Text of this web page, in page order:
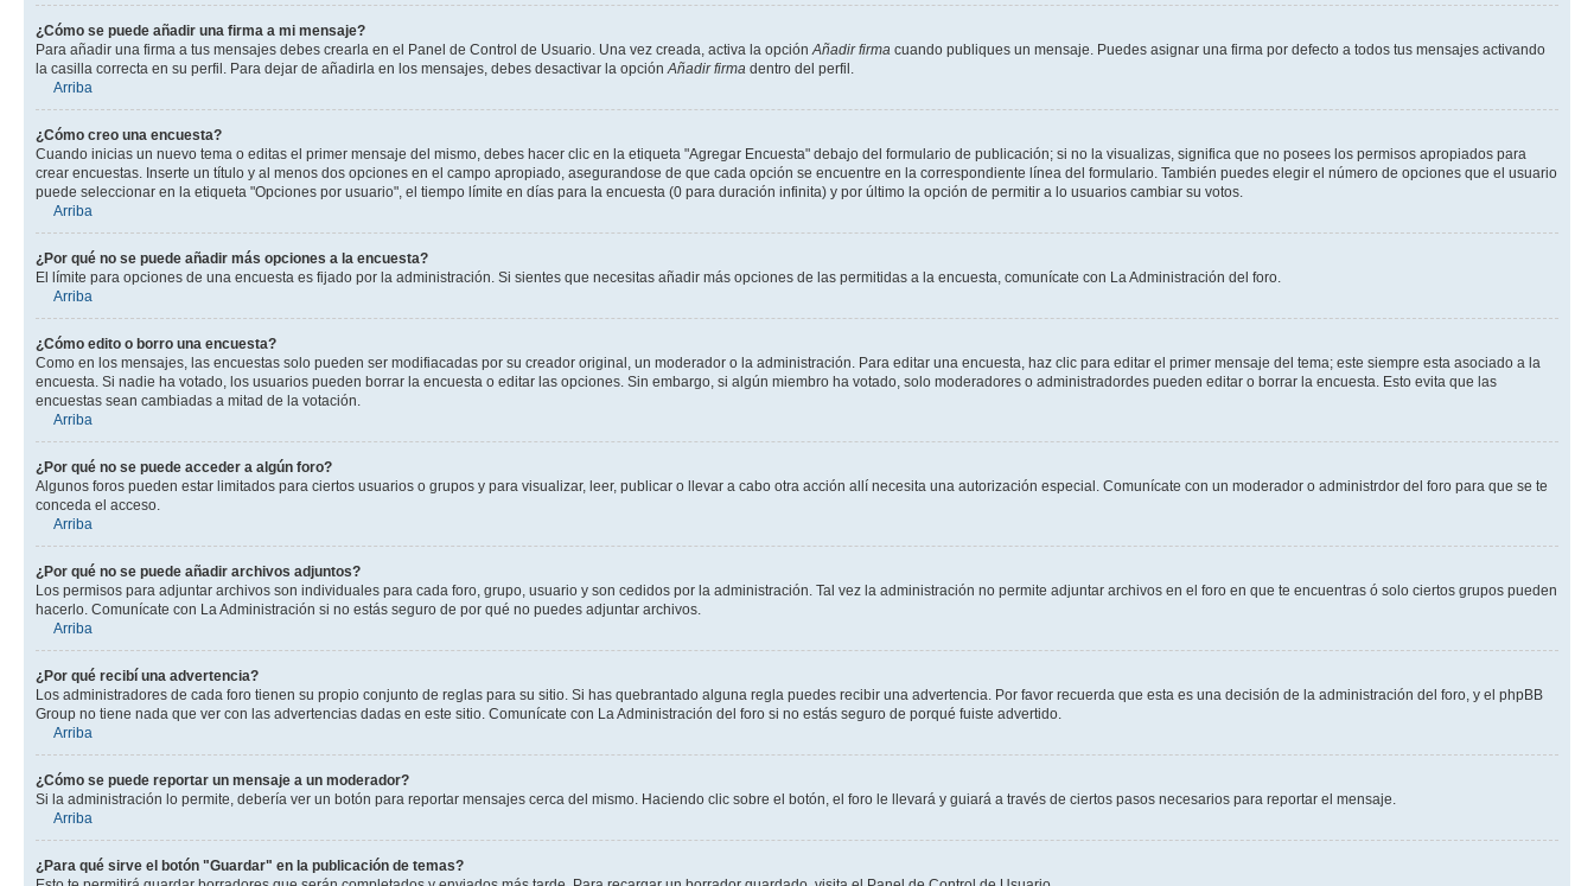
¿Cómo se puede añadir una firma a mi mensaje?
Para añadir una firma a tus mensajes debes crearla en el Panel de Control de Usuario. Una vez creada, activa la opción Añadir firma cuando publiques un mensaje. Puedes asignar una firma por defecto a todos tus mensajes activando
la casilla correcta en su perfil. Para dejar de añadirla en los mensajes, debes desactivar la opción Añadir firma dentro del perfil.
Arriba
¿Cómo creo una encuesta?
Cuando inicias un nuevo tema o editas el primer mensaje del mismo, debes hacer clic en la etiqueta "Agregar Encuesta" debajo del formulario de publicación; si no la visualizas, significa que no posees los permisos apropiados para
crear encuestas. Inserte un título y al menos dos opciones en el campo apropiado, asegurandose de que cada opción se encuentre en la correspondiente línea del formulario. También puedes elegir el número de opciones que el usuario
puede seleccionar en la etiqueta "Opciones por usuario", el tiempo límite en días para la encuesta (0 para duración infinita) y por último la opción de permitir a lo usuarios cambiar su votos.
Arriba
¿Por qué no se puede añadir más opciones a la encuesta?
El límite para opciones de una encuesta es fijado por la administración. Si sientes que necesitas añadir más opciones de las permitidas a la encuesta, comunícate con La Administración del foro.
Arriba
¿Cómo edito o borro una encuesta?
Como en los mensajes, las encuestas solo pueden ser modifiacadas por su creador original, un moderador o la administración. Para editar una encuesta, haz clic para editar el primer mensaje del tema; este siempre esta asociado a la
encuesta. Si nadie ha votado, los usuarios pueden borrar la encuesta o editar las opciones. Sin embargo, si algún miembro ha votado, solo moderadores o administradordes pueden editar o borrar la encuesta. Esto evita que las
encuestas sean cambiadas a mitad de la votación.
Arriba
¿Por qué no se puede acceder a algún foro?
Algunos foros pueden estar limitados para ciertos usuarios o grupos y para visualizar, leer, publicar o llevar a cabo otra acción allí necesita una autorización especial. Comunícate con un moderador o administrdor del foro para que se te
conceda el acceso.
Arriba
¿Por qué no se puede añadir archivos adjuntos?
Los permisos para adjuntar archivos son individuales para cada foro, grupo, usuario y son cedidos por la administración. Tal vez la administración no permite adjuntar archivos en el foro en que te encuentras ó solo ciertos grupos pueden
hacerlo. Comunícate con La Administración si no estás seguro de por qué no puedes adjuntar archivos.
Arriba
¿Por qué recibí una advertencia?
Los administradores de cada foro tienen su propio conjunto de reglas para su sitio. Si has quebrantado alguna regla puedes recibir una advertencia. Por favor recuerda que esta es una decisión de la administración del foro, y el phpBB
Group no tiene nada que ver con las advertencias dadas en este sitio. Comunícate con La Administración del foro si no estás seguro de porqué fuiste advertido.
Arriba
¿Cómo se puede reportar un mensaje a un moderador?
Si la administración lo permite, debería ver un botón para reportar mensajes cerca del mismo. Haciendo clic sobre el botón, el foro le llevará y guiará a través de ciertos pasos necesarios para reportar el mensaje.
Arriba
¿Para qué sirve el botón "Guardar" en la publicación de temas?